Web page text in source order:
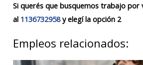
Si querés que busquemos trabajo por
al 1136732958y elegí la opción 2
Empleos relacionados: